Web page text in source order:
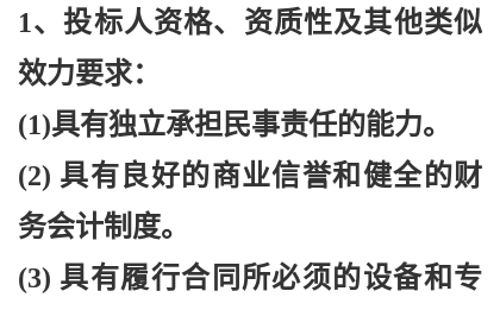
1、投标人资格、资质性及其他类似
效力要求：
(1)具有独立承担民事责任的能力。
(2) 具有良好的商业信誉和健全的财
务会计制度。
(3) 具有履行合同所必须的设备和专